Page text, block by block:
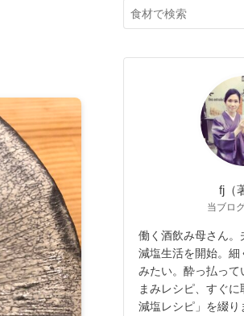
fj（
当ブロ
働く酒飲み母さん。
減塩生活を開始。細
みたい。酔っ払って
まみレシピ、すぐ
減塩レシピ」を綴り